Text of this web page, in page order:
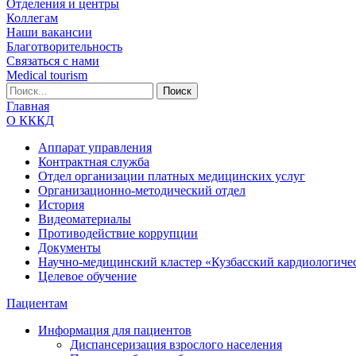
Отделения и центры
Коллегам
Наши вакансии
Благотворительность
Связаться с нами
Medical tourism
Главная
О КККД
Аппарат управления
Контрактная служба
Отдел организации платных медицинских услуг
Организационно-методический отдел
История
Видеоматериалы
Противодействие коррупции
Документы
Научно-медицинский кластер «Кузбасский
Целевое обучение
Пациентам
Информация для пациентов
Диспансеризация взрослого населения